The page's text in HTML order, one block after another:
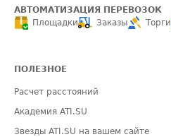
АВТОМАТИЗАЦИЯ ПЕРЕВОЗОК
Площадки
Заказы Торги
ПОЛЕЗНОЕ
Расчет расстояний
Академия ATI.SU
Звезды ATI.SU на вашем сайте